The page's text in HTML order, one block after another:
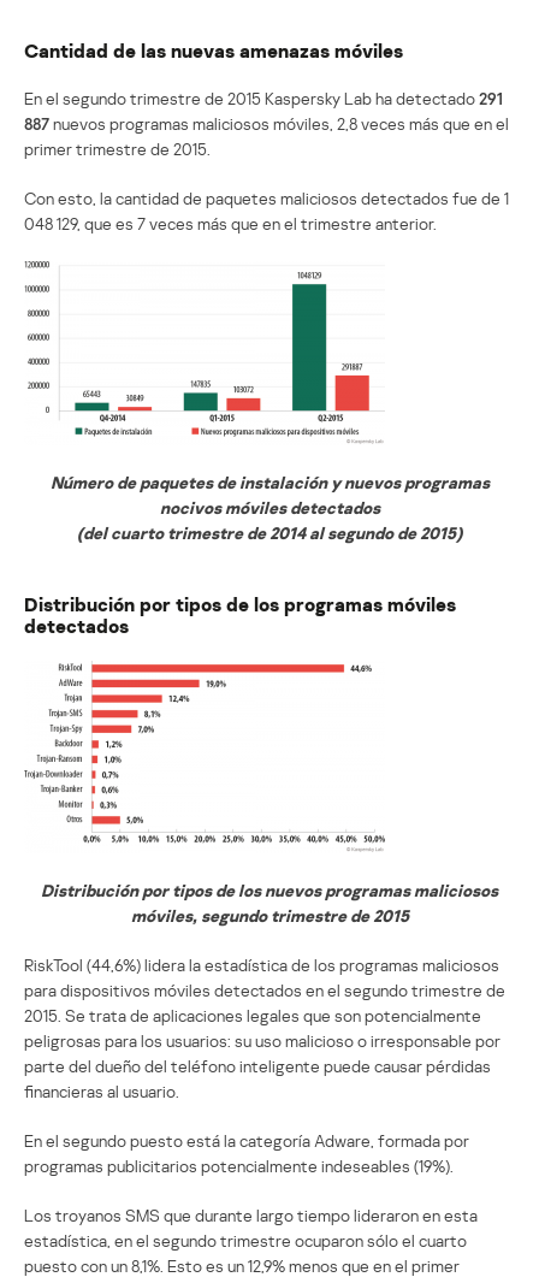
Cantidad de las nuevas amenazas móviles
En el segundo trimestre de 2015 Kaspersky Lab ha detectado291
887nuevos programas maliciosos móviles, 2,8 veces más que en el
primer trimestre de 2015.
Con esto, la cantidad de paquetes maliciosos detectados fue de 1
048 129, que es 7 veces más que en el trimestre anterior.
Número de paquetes de instalación y nuevos programas
nocivos móviles detectados
(del cuarto trimestre de 2014 al segundo de 2015)
Distribución por tipos de los programas móviles
detectados
Distribución por tipos de los nuevos programas maliciosos
móviles, segundo trimestre de 2015
RiskTool (44,6%) lidera la estadística de los programas maliciosos
para dispositivos móviles detectados en el segundo trimestre de
2015. Se trata de aplicaciones legales que son potencialmente
peligrosas para los usuarios: su uso malicioso o irresponsable por
parte del dueño del teléfono inteligente puede causar pérdidas
financieras al usuario.
En el segundo puesto está la categoría Adware, formada por
programas publicitarios potencialmente indeseables (19%).
Los troyanos SMS que durante largo tiempo lideraron en esta
estadística, en el segundo trimestre ocuparon sólo el cuarto
puesto con un 8,1%. Esto es un 12,9% menos que en el primer